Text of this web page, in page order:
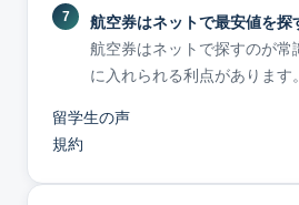
航空券はネットで最安値を探
航空券はネットで探すのが常
に入れられる利点があります。
留学生の声
規約